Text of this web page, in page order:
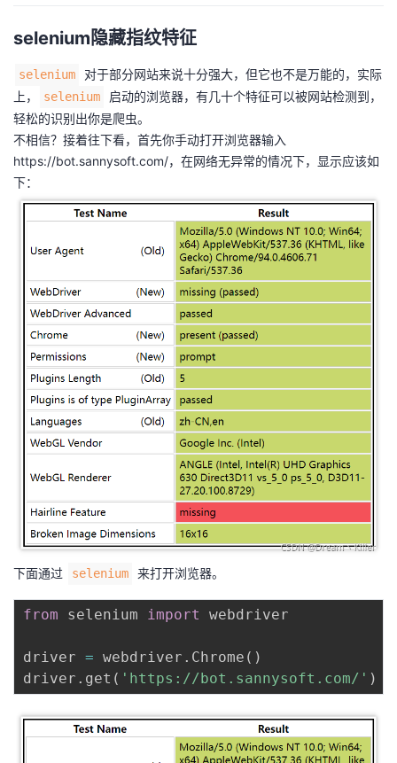
selenium隐藏指纹特征
selenium
对于部分网站来说十分强大，但它也不是万能的，实际
上，
selenium
启动的浏览器，有几十个特征可以被网站检测到，
轻松的识别出你是爬虫。
不相信？接着往下看，首先你手动打开浏览器输入
https://bot.sannysoft.com/，在网络无异常的情况下，显示应该如
下：
下面通过 selenium 来打开浏览器。
from selenium import webdriver
driver = webdriver . Chrome ( )
driver . get ( 'https://bot.sannysoft.com/' )